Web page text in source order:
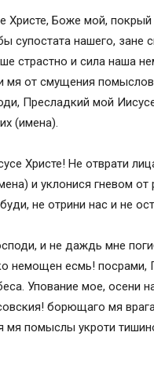
Иисусу Христу
Иисусу
об усопших
Иисусу Христу об
Пафнутия
страстей Иисусу Христу
от рассеянности
о плохо учащемся
служении ближним
Родину Иисусу Христу
войны Иисусу Христу
Христу о путниках
Иисусе Христе,
Христе, Боже мой,
супостата нашего, зане
страстно и сила наша
мя от смущения
Пресладкий мой
(имена).
Христе! Не отврати
и уклонися гневом от
не отрини нас и не
и не даждь мне
немощен есмь! посрами,
Упование мое, осени
борющаго мя
мя помыслы укроти